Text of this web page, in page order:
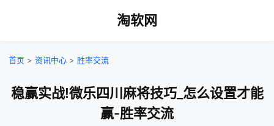
淘软网
首页 > 资讯中心 > 胜率交流
稳赢实战!微乐四川麻将技巧_怎么设置才能
赢-胜率交流